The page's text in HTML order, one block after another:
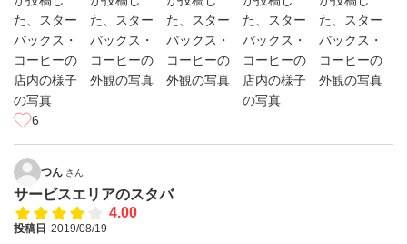
6
つん さん
サービスエリアのスタバ
4.00
投稿日 2019/08/19